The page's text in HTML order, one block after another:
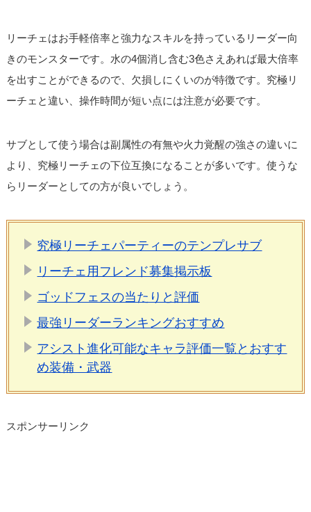
リーチェはお手軽倍率と強力なスキルを持っているリーダー向
きのモンスターです。水の4個消し含む3色さえあれば最大倍率
を出すことができるので、欠損しにくいのが特徴です。究極リ
ーチェと違い、操作時間が短い点には注意が必要です。
サブとして使う場合は副属性の有無や火力覚醒の強さの違いに
より、究極リーチェの下位互換になることが多いです。使うな
らリーダーとしての方が良いでしょう。
究極リーチェパーティーのテンプレサブ
リーチェ用フレンド募集掲示板
ゴッドフェスの当たりと評価
最強リーダーランキングおすすめ
アシスト進化可能なキャラ評価一覧とおすす
め装備・武器
スポンサーリンク